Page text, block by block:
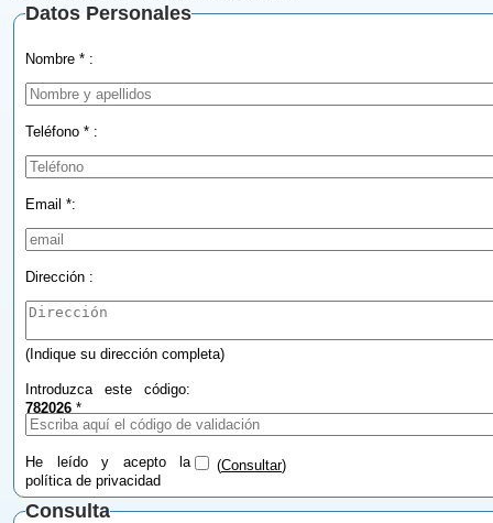
Datos Personales
Nombre * :
Teléfono * :
Email *:
Dirección :
(Indique su dirección completa)
Introduzca este código:
782026 *
He leído y acepto la
política de privacidad
(Consultar)
Consulta